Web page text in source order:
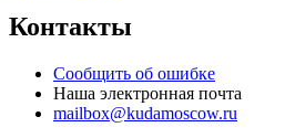
Контакты
Сообщить об ошибке
Наша электронная почта
mailbox@kudamoscow.ru